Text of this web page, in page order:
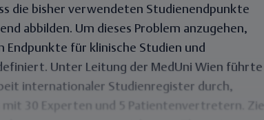
die bisher verwendeten Studienendpunkte
abbilden. Um dieses Problem anzugehen,
Endpunkte für klinische Studien und
Unter Leitung der MedUni Wien führte
internationaler Studienregister durch,
30 Experten und 5 Patientenvertretern. Ziel